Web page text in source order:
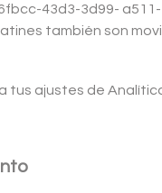
43d3-3d99- a511-
también son
tus ajustes de